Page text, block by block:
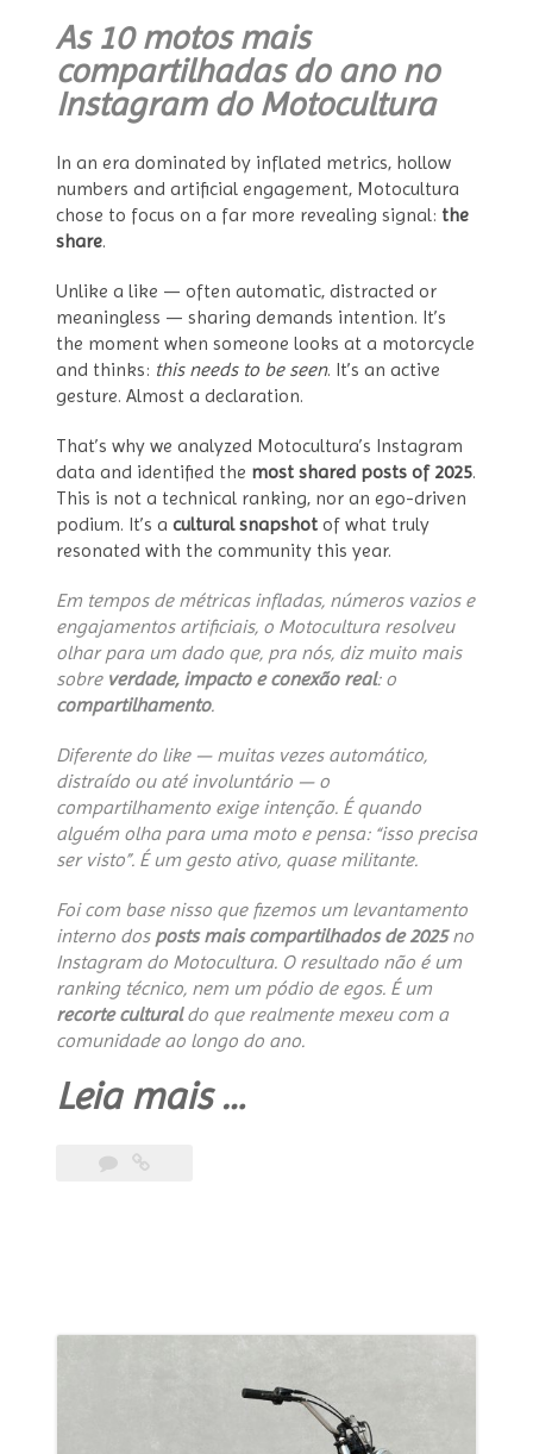
As 10 motos mais
compartilhadas do ano no
Instagram do Motocultura
In an era dominated by inflated metrics, hollow
numbers and artificial engagement, Motocultura
chose to focus on a far more revealing signal: the
share.
Unlike a like — often automatic, distracted or
meaningless — sharing demands intention. It’s
the moment when someone looks at a motorcycle
and thinks: this needs to be seen. It’s an active
gesture. Almost a declaration.
That’s why we analyzed Motocultura’s Instagram
data and identified the most shared posts of 2025.
This is not a technical ranking, nor an ego-driven
podium. It’s a cultural snapshot of what truly
resonated with the community this year.
Em tempos de métricas infladas, números vazios e
engajamentos artificiais, o Motocultura resolveu
olhar para um dado que, pra nós, diz muito mais
sobre verdade, impacto e conexão real: o
compartilhamento.
Diferente do like — muitas vezes automático,
distraído ou até involuntário — o
compartilhamento exige intenção. É quando
alguém olha para uma moto e pensa: “isso precisa
ser visto”. É um gesto ativo, quase militante.
Foi com base nisso que fizemos um levantamento
interno dos posts mais compartilhados de 2025no
Instagram do Motocultura. O resultado não é um
ranking técnico, nem um pódio de egos. É um
recorte culturaldo que realmente mexeu com a
comunidade ao longo do ano.
Leia mais“Custom
…